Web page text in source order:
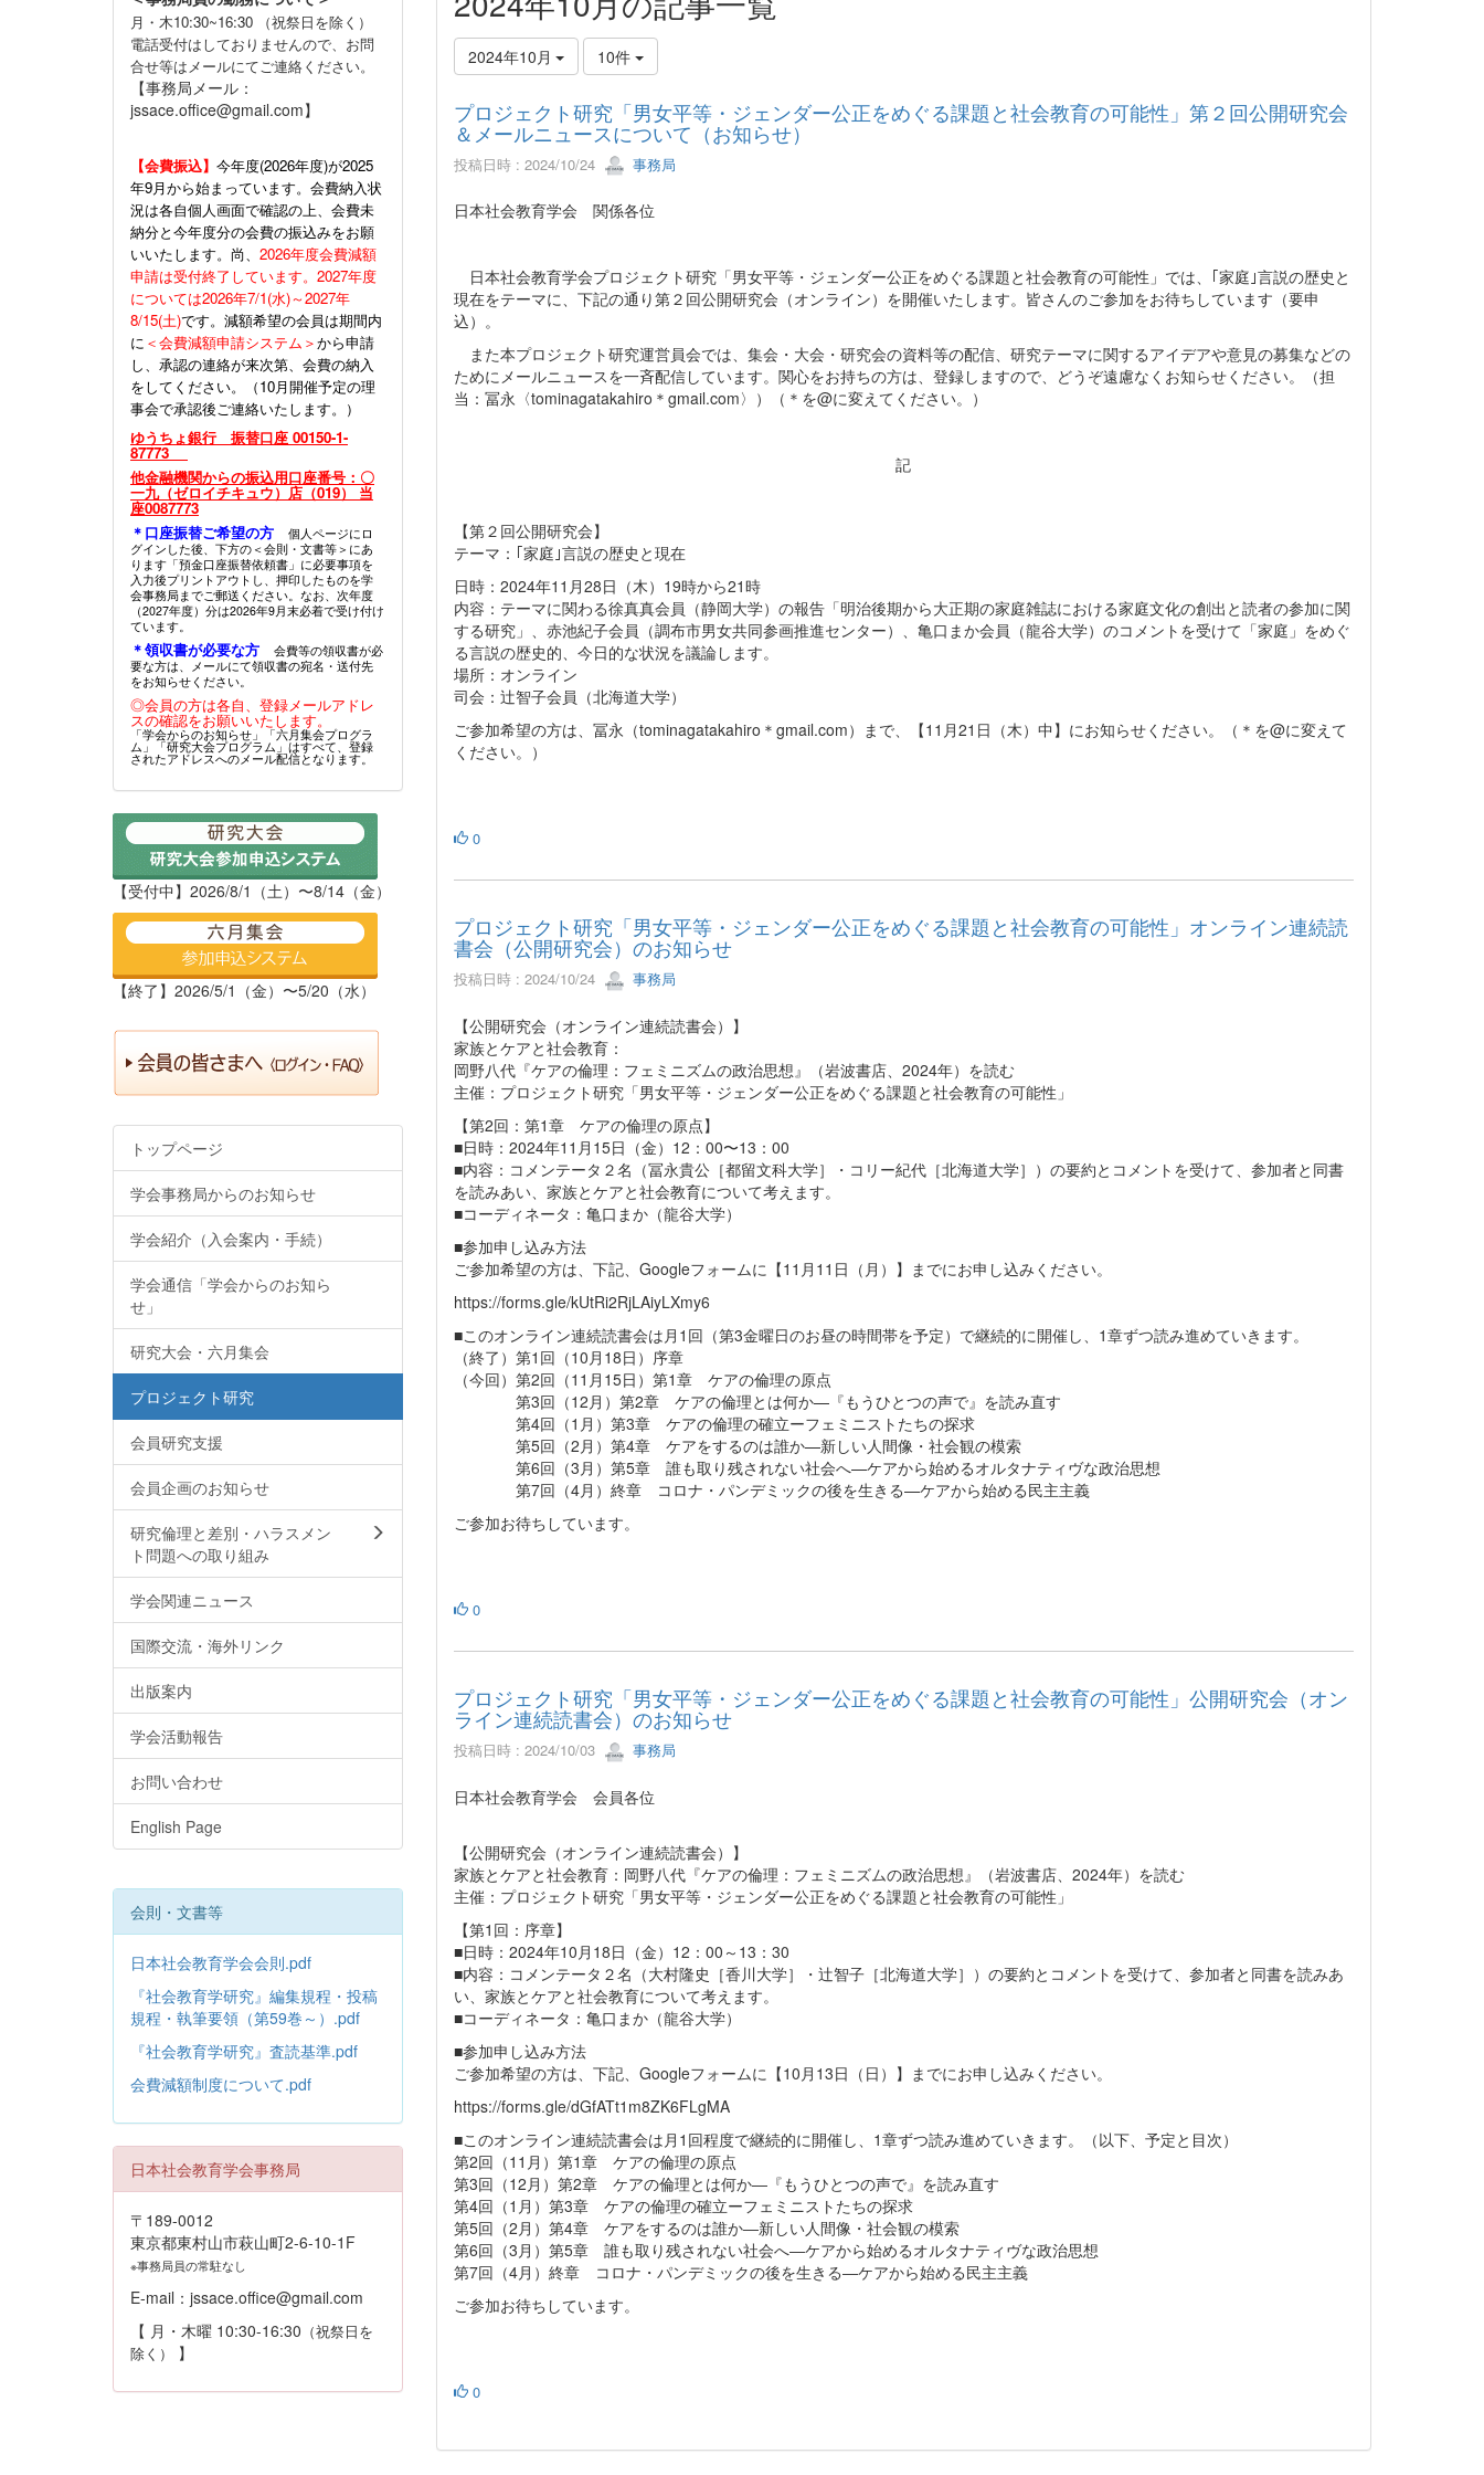
2024年10月 10件
プロジェクト研究「男女平等・ジェンダー公正をめぐる課題と社会教育の可能性」第２回公開研究会
＆メールニュースについて（お知らせ）
投稿日時 : 2024/10/24 事務局
日本社会教育学会 関係各位
日本社会教育学会プロジェクト研究「男女平等・ジェンダー公正をめぐる課題と社会教育の可能性」では、｢家庭｣言説の歴史と
現在をテーマに、下記の通り第２回公開研究会（オンライン）を開催いたします。皆さんのご参加をお待ちしています（要申
込）。
また本プロジェクト研究運営員会では、集会・大会・研究会の資料等の配信、研究テーマに関するアイデアや意見の募集などの
ためにメールニュースを一斉配信しています。関心をお持ちの方は、登録しますので、どうぞ遠慮なくお知らせください。（担
当：冨永〈tominagatakahiro＊gmail.com〉）（＊を@に変えてください。）
記
【第２回公開研究会】
テーマ：｢家庭｣言説の歴史と現在
日時：2024年11月28日（木）19時から21時
内容：テーマに関わる徐真真会員（静岡大学）の報告「明治後期から大正期の家庭雑誌における家庭文化の創出と読者の参加に関
する研究」、赤池紀子会員（調布市男女共同参画推進センター）、亀口まか会員（龍谷大学）のコメントを受けて「家庭」をめぐ
る言説の歴史的、今日的な状況を議論します。
場所：オンライン
司会：辻智子会員（北海道大学）
ご参加希望の方は、冨永（tominagatakahiro＊gmail.com）まで、【11月21日（木）中】にお知らせください。（＊を@に変えて
ください。）
0
プロジェクト研究「男女平等・ジェンダー公正をめぐる課題と社会教育の可能性」オンライン連続読
書会（公開研究会）のお知らせ
投稿日時 : 2024/10/24 事務局
【公開研究会（オンライン連続読書会）】
家族とケアと社会教育：
岡野八代『ケアの倫理：フェミニズムの政治思想』（岩波書店、2024年）を読む
主催：プロジェクト研究「男女平等・ジェンダー公正をめぐる課題と社会教育の可能性」
【第2回：第1章 ケアの倫理の原点】
■日時：2024年11月15日（金）12：00〜13：00
■内容：コメンテータ２名（冨永貴公［都留文科大学］・コリー紀代［北海道大学］）の要約とコメントを受けて、参加者と同書
を読みあい、家族とケアと社会教育について考えます。
■コーディネータ：亀口まか（龍谷大学）
■参加申し込み方法
ご参加希望の方は、下記、Googleフォームに【11月11日（月）】までにお申し込みください。
https://forms.gle/kUtRi2RjLAiyLXmy6
■このオンライン連続読書会は月1回（第3金曜日のお昼の時間帯を予定）で継続的に開催し、1章ずつ読み進めていきます。
（終了）第1回（10月18日）序章
（今回）第2回（11月15日）第1章 ケアの倫理の原点
第3回（12月）第2章 ケアの倫理とは何か—『もうひとつの声で』を読み直す
第4回（1月）第3章 ケアの倫理の確立ーフェミニストたちの探求
第5回（2月）第4章 ケアをするのは誰か—新しい人間像・社会観の模索
第6回（3月）第5章 誰も取り残されない社会へ—ケアから始めるオルタナティヴな政治思想
第7回（4月）終章 コロナ・パンデミックの後を生きる—ケアから始める民主主義
ご参加お待ちしています。
0
プロジェクト研究「男女平等・ジェンダー公正をめぐる課題と社会教育の可能性」公開研究会（オン
ライン連続読書会）のお知らせ
投稿日時 : 2024/10/03 事務局
日本社会教育学会 会員各位
【公開研究会（オンライン連続読書会）】
家族とケアと社会教育：岡野八代『ケアの倫理：フェミニズムの政治思想』（岩波書店、2024年）を読む
主催：プロジェクト研究「男女平等・ジェンダー公正をめぐる課題と社会教育の可能性」
【第1回：序章】
■日時：2024年10月18日（金）12：00～13：30
■内容：コメンテータ２名（大村隆史［香川大学］・辻智子［北海道大学］）の要約とコメントを受けて、参加者と同書を読みあ
い、家族とケアと社会教育について考えます。
■コーディネータ：亀口まか（龍谷大学）
■参加申し込み方法
ご参加希望の方は、下記、Googleフォームに【10月13日（日）】までにお申し込みください。
https://forms.gle/dGfATt1m8ZK6FLgMA
■このオンライン連続読書会は月1回程度で継続的に開催し、1章ずつ読み進めていきます。（以下、予定と目次）
第2回（11月）第1章 ケアの倫理の原点
第3回（12月）第2章 ケアの倫理とは何か―『もうひとつの声で』を読み直す
第4回（1月）第3章 ケアの倫理の確立ーフェミニストたちの探求
第5回（2月）第4章 ケアをするのは誰か―新しい人間像・社会観の模索
第6回（3月）第5章 誰も取り残されない社会へ―ケアから始めるオルタナティヴな政治思想
第7回（4月）終章 コロナ・パンデミックの後を生きる―ケアから始める民主主義
ご参加お待ちしています。
0
月・木10:30~16:30 （祝祭日を除く）
電話受付はしておりませんので、お問
合せ等はメールにてご連絡ください。
【事務局メール：
jssace.office@gmail.com】
【会費振込】 今年度(2026年度)が2025
年9月から始まっています。会費納入状
況は各自個人画面で確認の上、会費未
納分と今年度分の会費の振込みをお願
いいたします。尚、 2026年度会費減額
申請は受付終了しています。2027年度
については2026年7/1(水)～2027年
8/15(土)です。減額希望の会員は期間内
に ＜会費減額申請システム＞から申請
し、承認の連絡が来次第、会費の納入
をしてください。（10月開催予定の理
事会で承認後ご連絡いたします。）
ゆうちょ銀行 振替口座 00150-1-
87773
他金融機関からの振込用口座番号：〇
一九（ゼロイチキュウ）店（019） 当
座0087773
＊口座振替ご希望の方
個人ページにロ
グインした後、下方の＜会則・文書等＞にあ
ります「預金口座振替依頼書」に必要事項を
入力後プリントアウトし、押印したものを学
会事務局までご郵送ください。なお、次年度
（2027年度）分は2026年9月末必着で受け付け
ています。
＊領収書が必要な方
会費等の領収書が必
要な方は、メールにて領収書の宛名・送付先
をお知らせください。
◎会員の方は各自、登録メールアドレ
スの確認をお願いいたします。
「学会からのお知らせ」「六月集会プログラ
ム」「研究大会プログラム」はすべて、登録
されたアドレスへのメール配信となります。
【受付中】2026/8/1（土）〜8/14（金）
【終了】2026/5/1（金）〜5/20（水）
トップページ
学会事務局からのお知らせ
学会紹介（入会案内・手続）
学会通信「学会からのお知ら
せ」
研究大会・六月集会
プロジェクト研究
会員研究支援
会員企画のお知らせ
研究倫理と差別・ハラスメン
ト問題への取り組み
学会関連ニュース
国際交流・海外リンク
出版案内
学会活動報告
お問い合わせ
English Page
会則・文書等
日本社会教育学会会則.pdf
『社会教育学研究』編集規程・投稿
規程・執筆要領（第59巻～）.pdf
『社会教育学研究』査読基準.pdf
会費減額制度について.pdf
日本社会教育学会事務局
〒189-0012
東京都東村山市萩山町2-6-10-1F
※事務局員の常駐なし
E-mail：jssace.office@gmail.com
【 月・木曜 10:30-16:30 （祝祭日を
除く）
】